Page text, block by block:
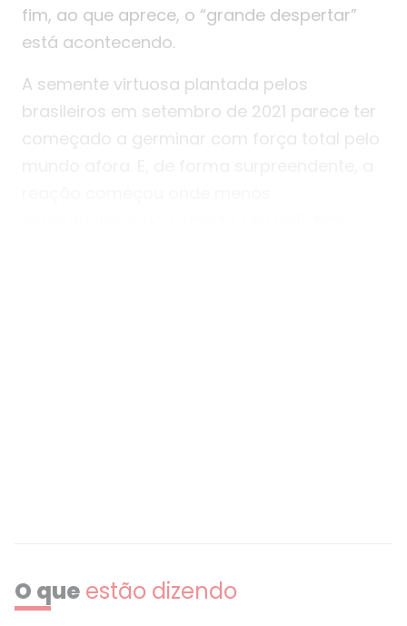
fim, ao que aprece, o “grande despertar”
está acontecendo.
A semente virtuosa plantada pelos
brasileiros em setembro de 2021 parece ter
começado a germinar com força total pelo
O que estão dizendo